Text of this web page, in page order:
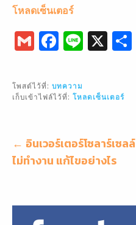
โหลดเซ็นเตอร์
G
m
ai
l
F
a
c
e
o
o
Li
n
X
โพสต์ไว้ที่: บทความ
เก็บเข้าไฟล์ไว้ที่: โหลดเซ็นเตอร์
แนะแนว
เรื่อง
← อินเวอร์เตอร์โซลาร์เซลล์
ไม่ทำงาน แก้ไขอย่างไร